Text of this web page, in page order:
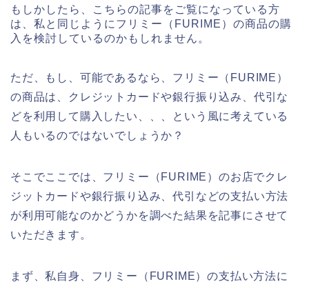
もしかしたら、こちらの記事をご覧になっている方
は、私と同じようにフリミー（FURIME）の商品の購
入を検討しているのかもしれません。
ただ、もし、可能であるなら、フリミー（FURIME）
の商品は、クレジットカードや銀行振り込み、代引な
どを利用して購入したい、、、という風に考えている
人もいるのではないでしょうか？
そこでここでは、フリミー（FURIME）のお店でクレ
ジットカードや銀行振り込み、代引などの支払い方法
が利用可能なのかどうかを調べた結果を記事にさせて
いただきます。
まず、私自身、フリミー（FURIME）の支払い方法に